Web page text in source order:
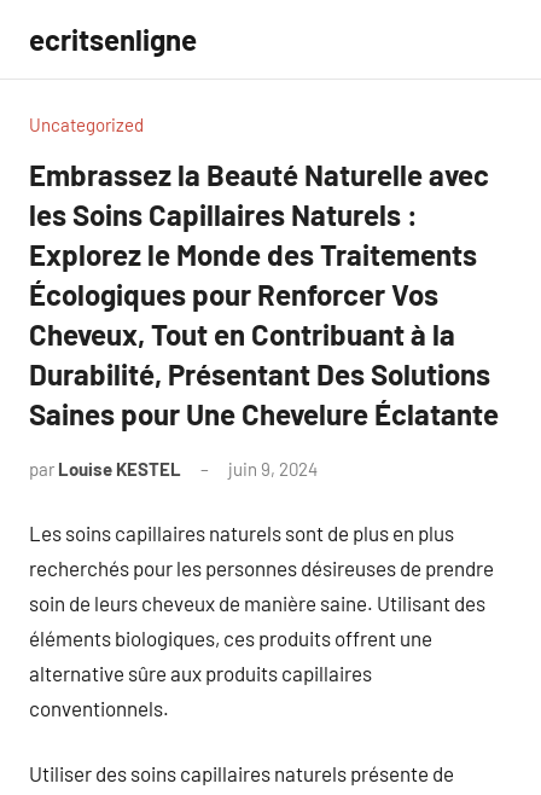
contenu
ecritsenligne
Uncategorized
Embrassez la Beauté Naturelle avec
les Soins Capillaires Naturels :
Explorez le Monde des Traitements
Écologiques pour Renforcer Vos
Cheveux, Tout en Contribuant à la
Durabilité, Présentant Des Solutions
Saines pour Une Chevelure Éclatante
par Louise KESTEL juin 9, 2024
Les soins capillaires naturels sont de plus en plus
recherchés pour les personnes désireuses de prendre
soin de leurs cheveux de manière saine. Utilisant des
éléments biologiques, ces produits offrent une
alternative sûre aux produits capillaires
conventionnels.
Utiliser des soins capillaires naturels présente de